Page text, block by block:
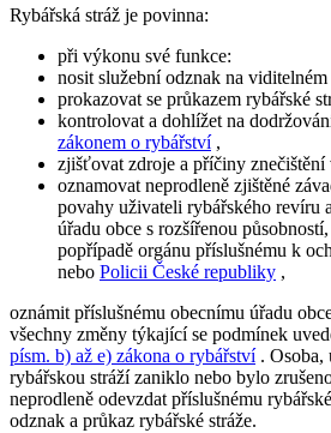
Rybářská stráž je povinna:
při výkonu své funkce:
nosit služební odznak na viditelném
prokazovat se průkazem rybářské
kontrolovat a dohlížet na
zákonem o rybářství,
zjišťovat zdroje a příčiny
oznamovat neprodleně zjištěné
povahy uživateli rybářského revíru
úřadu obce s rozšířenou
popřípadě orgánu příslušnému k
nebo Policii České republiky ,
oznámit příslušnému obecnímu úřadu
všechny změny týkající se podmínek
písm. b) až e) zákona o rybářství. Osoba,
rybářskou stráží zaniklo nebo bylo
neprodleně odevzdat příslušnému
odznak a průkaz rybářské stráže.